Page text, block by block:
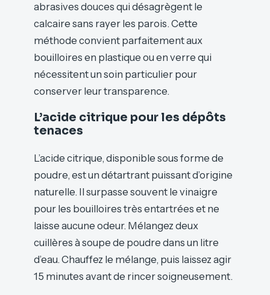
abrasives douces qui désagrègent le
calcaire sans rayer les parois. Cette
méthode convient parfaitement aux
bouilloires en plastique ou en verre qui
nécessitent un soin particulier pour
conserver leur transparence.
L’acide citrique pour les dépôts
tenaces
L’acide citrique, disponible sous forme de
poudre, est un détartrant puissant d’origine
naturelle. Il surpasse souvent le vinaigre
pour les bouilloires très entartrées et ne
laisse aucune odeur. Mélangez deux
cuillères à soupe de poudre dans un litre
d’eau. Chauffez le mélange, puis laissez agir
15 minutes avant de rincer soigneusement.